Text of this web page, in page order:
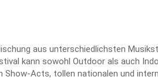
aus unterschiedlichsten
kann sowohl Outdoor als auch
Show-Acts, tollen nationalen und